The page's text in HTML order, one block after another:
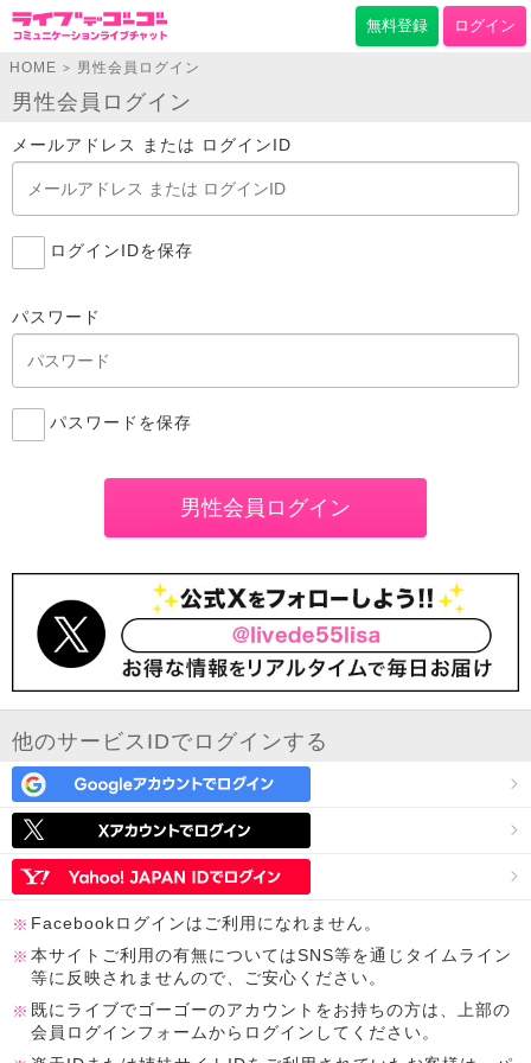
無料登録 ログイン
HOME > 男性会員ログイン
男性会員ログイン
メールアドレス または ログインID
ログインIDを保存
パスワード
パスワードを保存
他のサービスIDでログインする
Facebookログインはご利用になれません。
本サイトご利用の有無についてはSNS等を通じタイムライン
等に反映されませんので、ご安心ください。
既にライブでゴーゴーのアカウントをお持ちの方は、上部の
会員ログインフォームからログインしてください。